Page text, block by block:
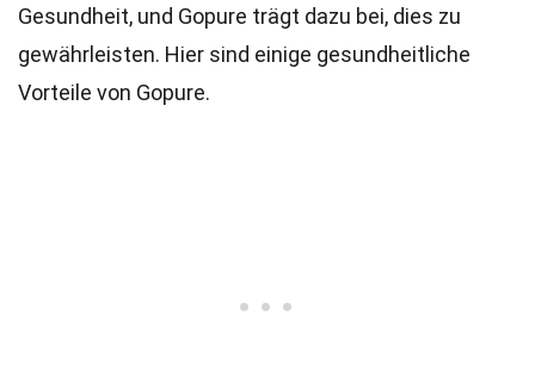
Gesundheit, und Gopure trägt dazu bei, dies zu
gewährleisten. Hier sind einige gesundheitliche
Vorteile von Gopure.